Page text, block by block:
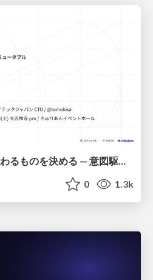
0 1.3k